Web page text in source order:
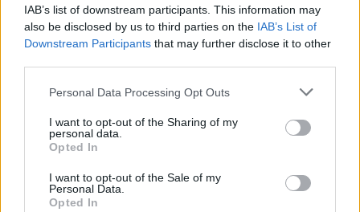
IAB’s list of downstream participants. This information may
also be disclosed by us to third parties on the IAB’s List of
Downstream Participants that may further disclose it to other
Please note that this website/app uses one or more Google
not limited to your visit or usage behaviour. You may click to
grant or deny consent to Google and its third-party tags to
use your data for below specified purposes in below Google
consent section.
Personal Data Processing Opt Outs
I want to opt-out of the Sharing of my
personal data.
Opted In
I want to opt-out of the Sale of my
Personal Data.
Opted In